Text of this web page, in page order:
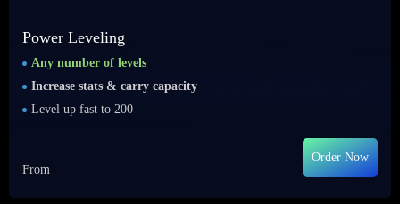
Power Leveling
Any number of levels
Increase stats & carry capacity
Level up fast to 200
From
Order Now